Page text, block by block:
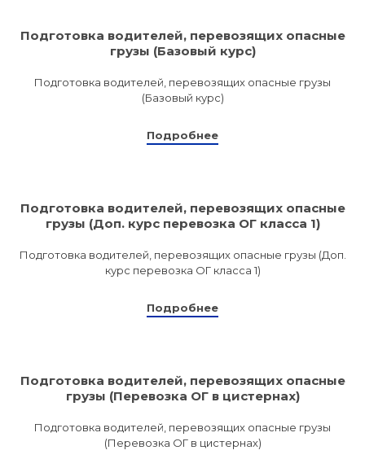
Подготовка водителей, перевозящих опасные
грузы (Базовый курс)
Подготовка водителей, перевозящих опасные грузы
(Базовый курс)
Подробнее
Подготовка водителей, перевозящих опасные
грузы (Доп. курс перевозка ОГ класса 1)
Подготовка водителей, перевозящих опасные грузы (Доп.
курс перевозка ОГ класса 1)
Подробнее
Подготовка водителей, перевозящих опасные
грузы (Перевозка ОГ в цистернах)
Подготовка водителей, перевозящих опасные грузы
(Перевозка ОГ в цистернах)